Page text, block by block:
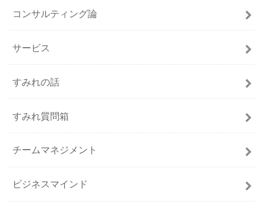
コンサルティング論
サービス
すみれの話
すみれ質問箱
チームマネジメント
ビジネスマインド